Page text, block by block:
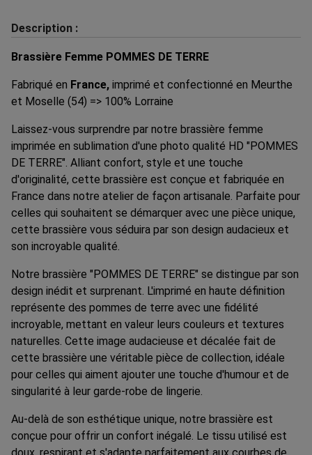
Description :
Brassière Femme POMMES DE TERRE
Fabriqué en France, imprimé et confectionné en Meurthe
et Moselle (54) => 100% Lorraine
Laissez-vous surprendre par notre brassière femme
imprimée en sublimation d'une photo qualité HD "POMMES
DE TERRE". Alliant confort, style et une touche
d'originalité, cette brassière est conçue et fabriquée en
France dans notre atelier de façon artisanale. Parfaite pour
celles qui souhaitent se démarquer avec une pièce unique,
cette brassière vous séduira par son design audacieux et
son incroyable qualité.
Notre brassière "POMMES DE TERRE" se distingue par son
design inédit et surprenant. L'imprimé en haute définition
représente des pommes de terre avec une fidélité
incroyable, mettant en valeur leurs couleurs et textures
naturelles. Cette image audacieuse et décalée fait de
cette brassière une véritable pièce de collection, idéale
pour celles qui aiment ajouter une touche d'humour et de
singularité à leur garde-robe de lingerie.
Au-delà de son esthétique unique, notre brassière est
conçue pour offrir un confort inégalé. Le tissu utilisé est